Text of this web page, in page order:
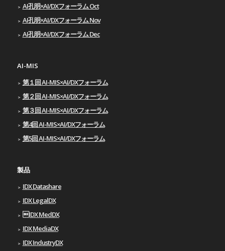
AI孔明×AI/DXフォーラム Oct
AI孔明×AI/DXフォーラム Nov
AI孔明×AI/DXフォーラム Dec
AI-MIS
第１回 AI-MIS×AI/DXフォーラム
第２回 AI-MIS×AI/DXフォーラム
第３回 AI-MIS×AI/DXフォーラム
第4回 AI-MIS×AI/DXフォーラム
第5回 AI-MIS×AI/DXフォーラム
製品
IDX Datashare
IDX LegalDX
IDX MedDX
IDX MediaDX
IDX IndustryDX